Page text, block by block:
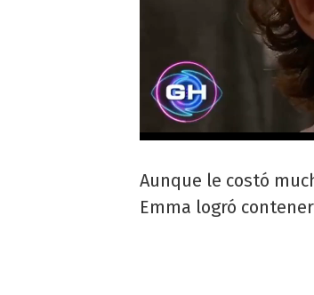
Aunque le costó
Emma logró